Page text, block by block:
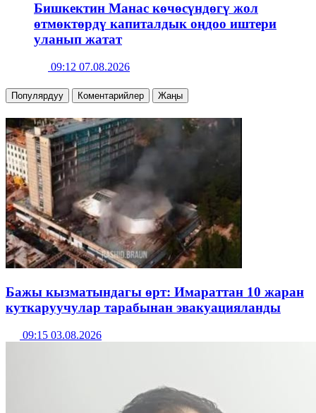
Бишкектин Манас көчөсүндөгү жол
өтмөктөрдү капиталдык оңдоо иштери
уланып жатат
09:12 07.08.2026
Популярдуу Коментарийлер Жаңы
Бажы кызматындагы өрт: Имараттан 10 жаран
куткаруучулар тарабынан эвакуацияланды
09:15 03.08.2026